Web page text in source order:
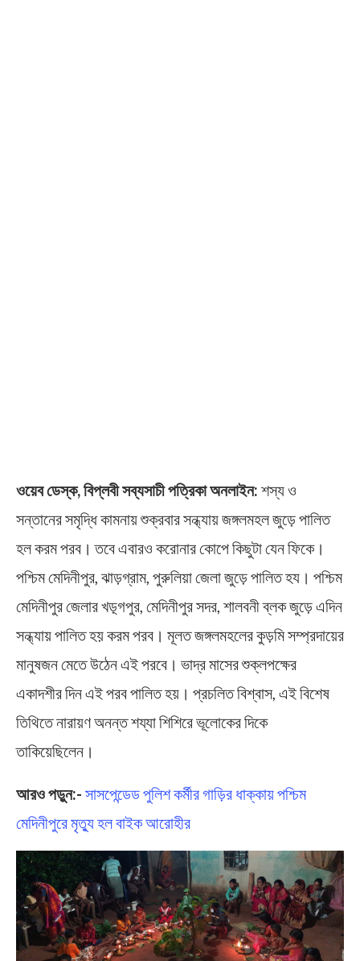
ওয়েব ডেস্ক, বিপ্লবী সব্যসাচী পত্রিকা অনলাইন: শস্য ও
সন্তানের সমৃদ্ধি কামনায় শুক্রবার সন্ধ্যায় জঙ্গলমহল জুড়ে পালিত
হল করম পরব। তবে এবারও করোনার কোপে কিছুটা যেন ফিকে।
পশ্চিম মেদিনীপুর, ঝাড়গ্রাম, পুরুলিয়া জেলা জুড়ে পালিত হয। পশ্চিম
মেদিনীপুর জেলার খড়্গপুর, মেদিনীপুর সদর, শালবনী ব্লক জুড়ে এদিন
সন্ধ্যায় পালিত হয় করম পরব। মূলত জঙ্গলমহলের কুড়মি সম্প্রদায়ের
মানুষজন মেতে উঠেন এই পরবে। ভাদ্র মাসের শুক্লপক্ষের
একাদশীর দিন এই পরব পালিত হয়। প্রচলিত বিশ্বাস, এই বিশেষ
তিথিতে নারায়ণ অনন্ত শয্যা শিশিরে ভূলোকের দিকে
তাকিয়েছিলেন।
আরও পড়ুন:- সাসপেন্ডেড পুলিশ কর্মীর গাড়ির ধাক্কায় পশ্চিম
মেদিনীপুরে মৃত্যু হল বাইক আরোহীর